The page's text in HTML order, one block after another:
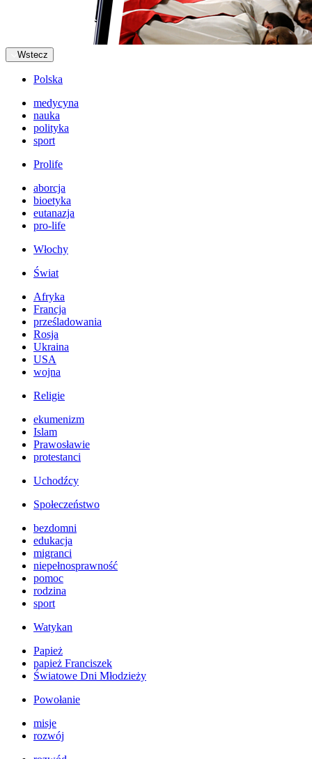
Wstecz
Polska
medycyna
nauka
polityka
sport
Prolife
aborcja
bioetyka
eutanazja
pro-life
Włochy
Świat
Afryka
Francja
prześladowania
Rosja
Ukraina
USA
wojna
Religie
ekumenizm
Islam
Prawosławie
protestanci
Uchodźcy
Społeczeństwo
bezdomni
edukacja
migranci
niepełnosprawność
pomoc
rodzina
sport
Watykan
Papież
papież Franciszek
Światowe Dni Młodzieży
Powołanie
misje
rozwój